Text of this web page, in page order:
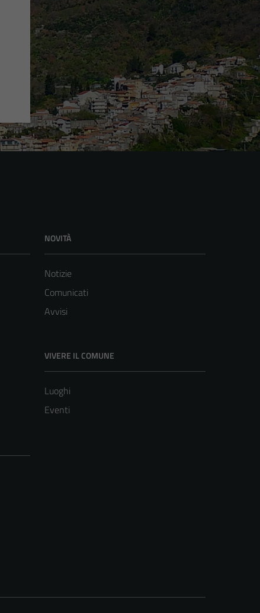
NOVITÀ
Notizie
Comunicati
Avvisi
VIVERE IL COMUNE
Luoghi
Eventi